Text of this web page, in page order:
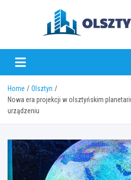
Home
Olsztyn
Nowa era projekcji w olsztyńskim
urządzeniu